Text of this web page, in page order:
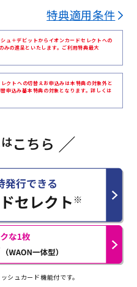
特典適用条件
ュ＋デビットからイオンカードセレクトへの
の進呈といたします。ご利用特典最大
クトへの切替えお申込みは本特典の対象外と
申込み基本特典の対象となります。詳しくは
はこちら
シュカード機能付です。